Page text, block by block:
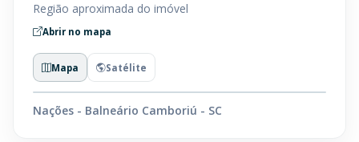
Região aproximada do imóvel
Abrir no mapa
Mapa Satélite
Nações - Balneário Camboriú - SC